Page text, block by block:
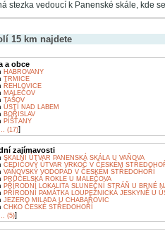
stezka vedoucí k Panenské skále, kde
15 km najdete
a obce
HABROVANY
TRMICE
ŘEHLOVICE
MALEČOV
TAŠOV
ÚSTÍ NAD LABEM
BOŘISLAV
PÍŠŤANY
(17)]
zajímavosti
SKALNÍ ÚTVAR PANENSKÁ SKÁLA U VAŇOVA
ČEDIČOVÝ ÚTVAR VRKOČ V ČESKÉM
VAŇOVSKÝ VODOPÁD V ČESKÉM STŘEDOHOŘÍ
PRŮČELSKÁ ROKLE U MALEČOVA
PŘÍRODNÍ LOKALITA SLUNEČNÍ STRÁŇ U BRNÉ
PŘÍRODNÍ PAMÁTKA LOUPEŽNICKÁ JESKYNĚ U
JEZERO MILADA U CHABAŘOVIC
CHKO ČESKÉ STŘEDOHOŘÍ
(5)]